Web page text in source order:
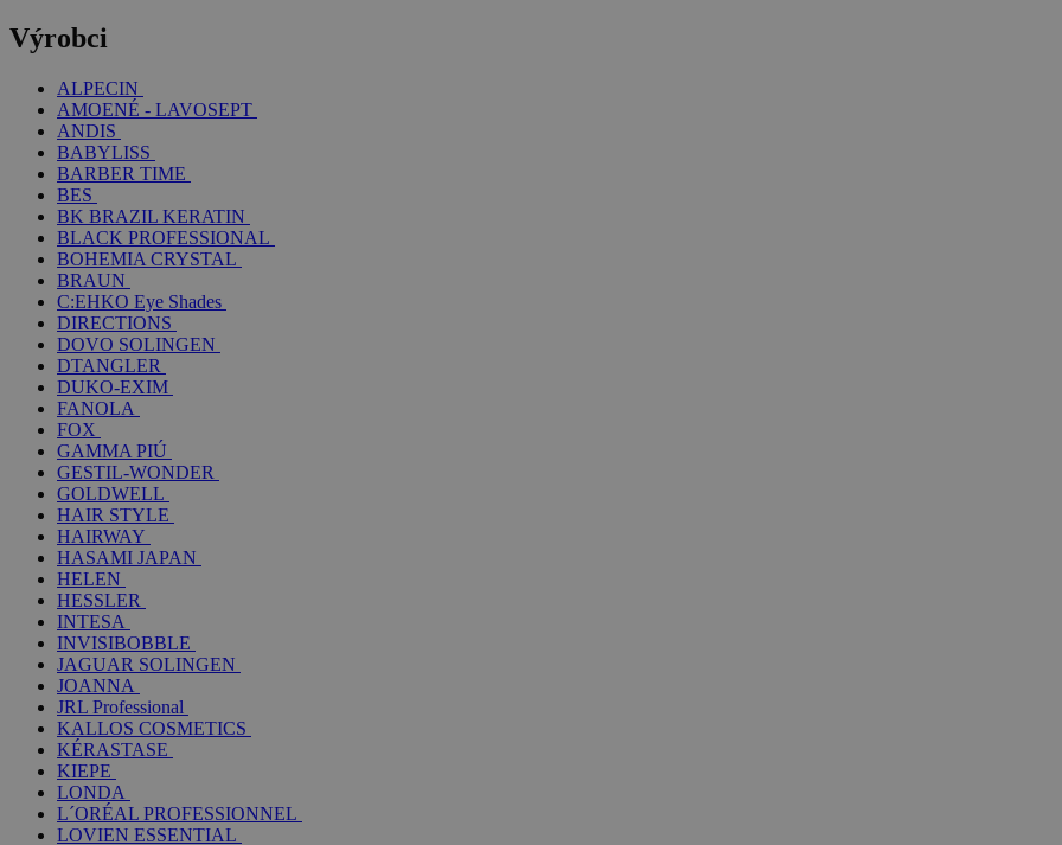
Výrobci
ALPECIN
AMOENÉ - LAVOSEPT
ANDIS
BABYLISS
BARBER TIME
BES
BK BRAZIL KERATIN
BLACK PROFESSIONAL
BOHEMIA CRYSTAL
BRAUN
C:EHKO Eye Shades
DIRECTIONS
DOVO SOLINGEN
DTANGLER
DUKO-EXIM
FANOLA
FOX
GAMMA PIÚ
GESTIL-WONDER
GOLDWELL
HAIR STYLE
HAIRWAY
HASAMI JAPAN
HELEN
HESSLER
INTESA
INVISIBOBBLE
JAGUAR SOLINGEN
JOANNA
JRL Professional
KALLOS COSMETICS
KÉRASTASE
KIEPE
LONDA
L´ORÉAL PROFESSIONNEL
LOVIEN ESSENTIAL